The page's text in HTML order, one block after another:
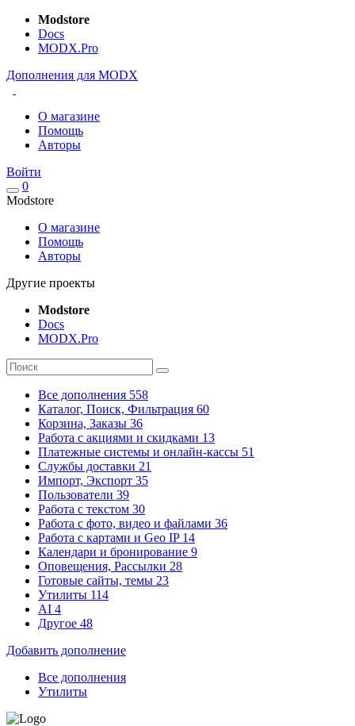
Modstore
Docs
MODX.Pro
Дополнения для MODX
О магазине
Помощь
Авторы
Войти
0
Modstore
О магазине
Помощь
Авторы
Другие проекты
Modstore
Docs
MODX.Pro
Все дополнения 558
Каталог, Поиск, Фильтрация 60
Корзина, Заказы 36
Работа с акциями и скидками 13
Платежные системы и онлайн-кассы 51
Службы доставки 21
Импорт, Экспорт 35
Пользователи 39
Работа с текстом 30
Работа с фото, видео и файлами 36
Работа с картами и Geo IP 14
Календари и бронирование 9
Оповещения, Рассылки 28
Готовые сайты, темы 23
Утилиты 114
AI 4
Другое 48
Добавить дополнение
Все дополнения
Утилиты